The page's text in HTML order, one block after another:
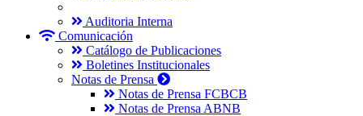
Auditoria Interna
Comunicación
Catálogo de Publicaciones
Boletines Institucionales
Notas de Prensa
Notas de Prensa FCBCB
Notas de Prensa ABNB